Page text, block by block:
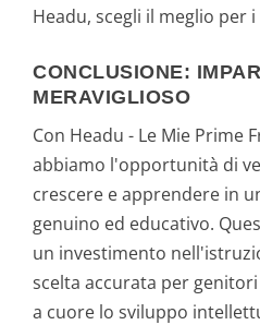
Headu, scegli il meglio per
CONCLUSIONE:
MERAVIGLIOSO
Con Headu - Le Mie Prime
abbiamo l'opportunità di
crescere e apprendere in
genuino ed educativo.
un investimento
scelta accurata per
a cuore lo sviluppo